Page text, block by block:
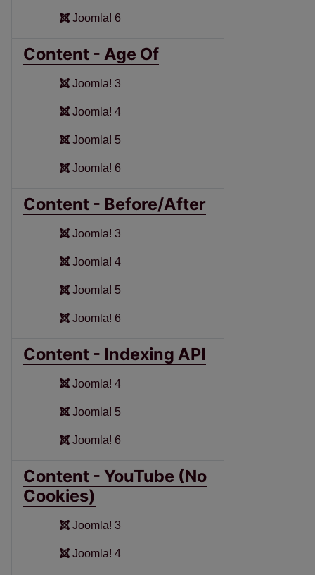
Joomla! 6
Content - Age Of
Joomla! 3
Joomla! 4
Joomla! 5
Joomla! 6
Content - Before/After
Joomla! 3
Joomla! 4
Joomla! 5
Joomla! 6
Content - Indexing API
Joomla! 4
Joomla! 5
Joomla! 6
Content - YouTube (No
Cookies)
Joomla! 3
Joomla! 4